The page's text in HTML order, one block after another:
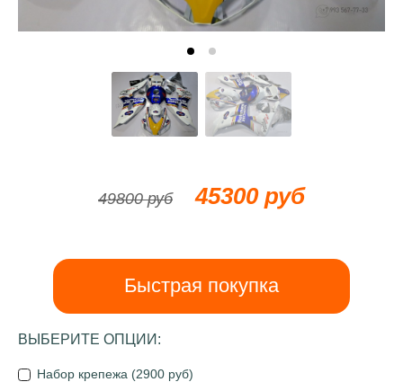
49800 руб 45300 руб
Быстрая покупка
ВЫБЕРИТЕ ОПЦИИ:
Набор крепежа (2900 руб)